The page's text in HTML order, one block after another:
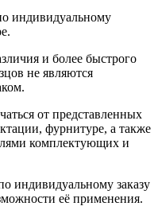
индивидуальному
и более быстрого
не являются
от представленных
фурнитуре, а также
комплектующих и
индивидуальному заказу
её применения.